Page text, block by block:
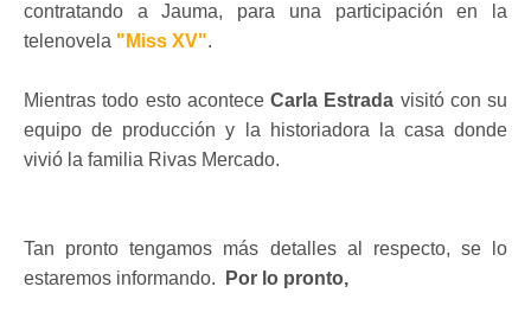
contratando a Jauma, para una participación en la
telenovela "Miss XV".
Mientras todo esto acontece Carla Estrada visitó con su
equipo de producción y la historiadora la casa donde
vivió la familia Rivas Mercado.
Tan pronto tengamos más detalles al respecto, se lo
estaremos informando.
Por lo pronto,